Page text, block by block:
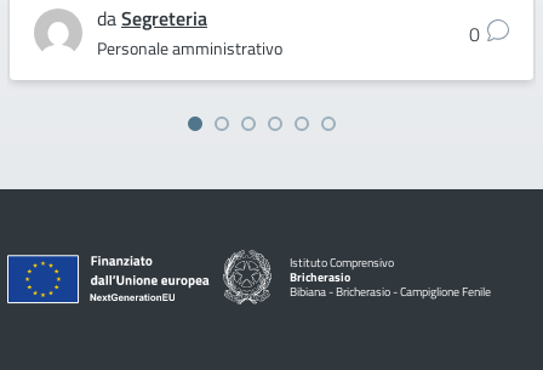
daSegreteria
Personale amministrativo 0
Istituto Comprensivo
Bricherasio
Bibiana - Bricherasio - Campiglione Fenile